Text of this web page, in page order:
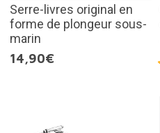
Serre-livres original en
forme de plongeur sous-
marin
14,90€